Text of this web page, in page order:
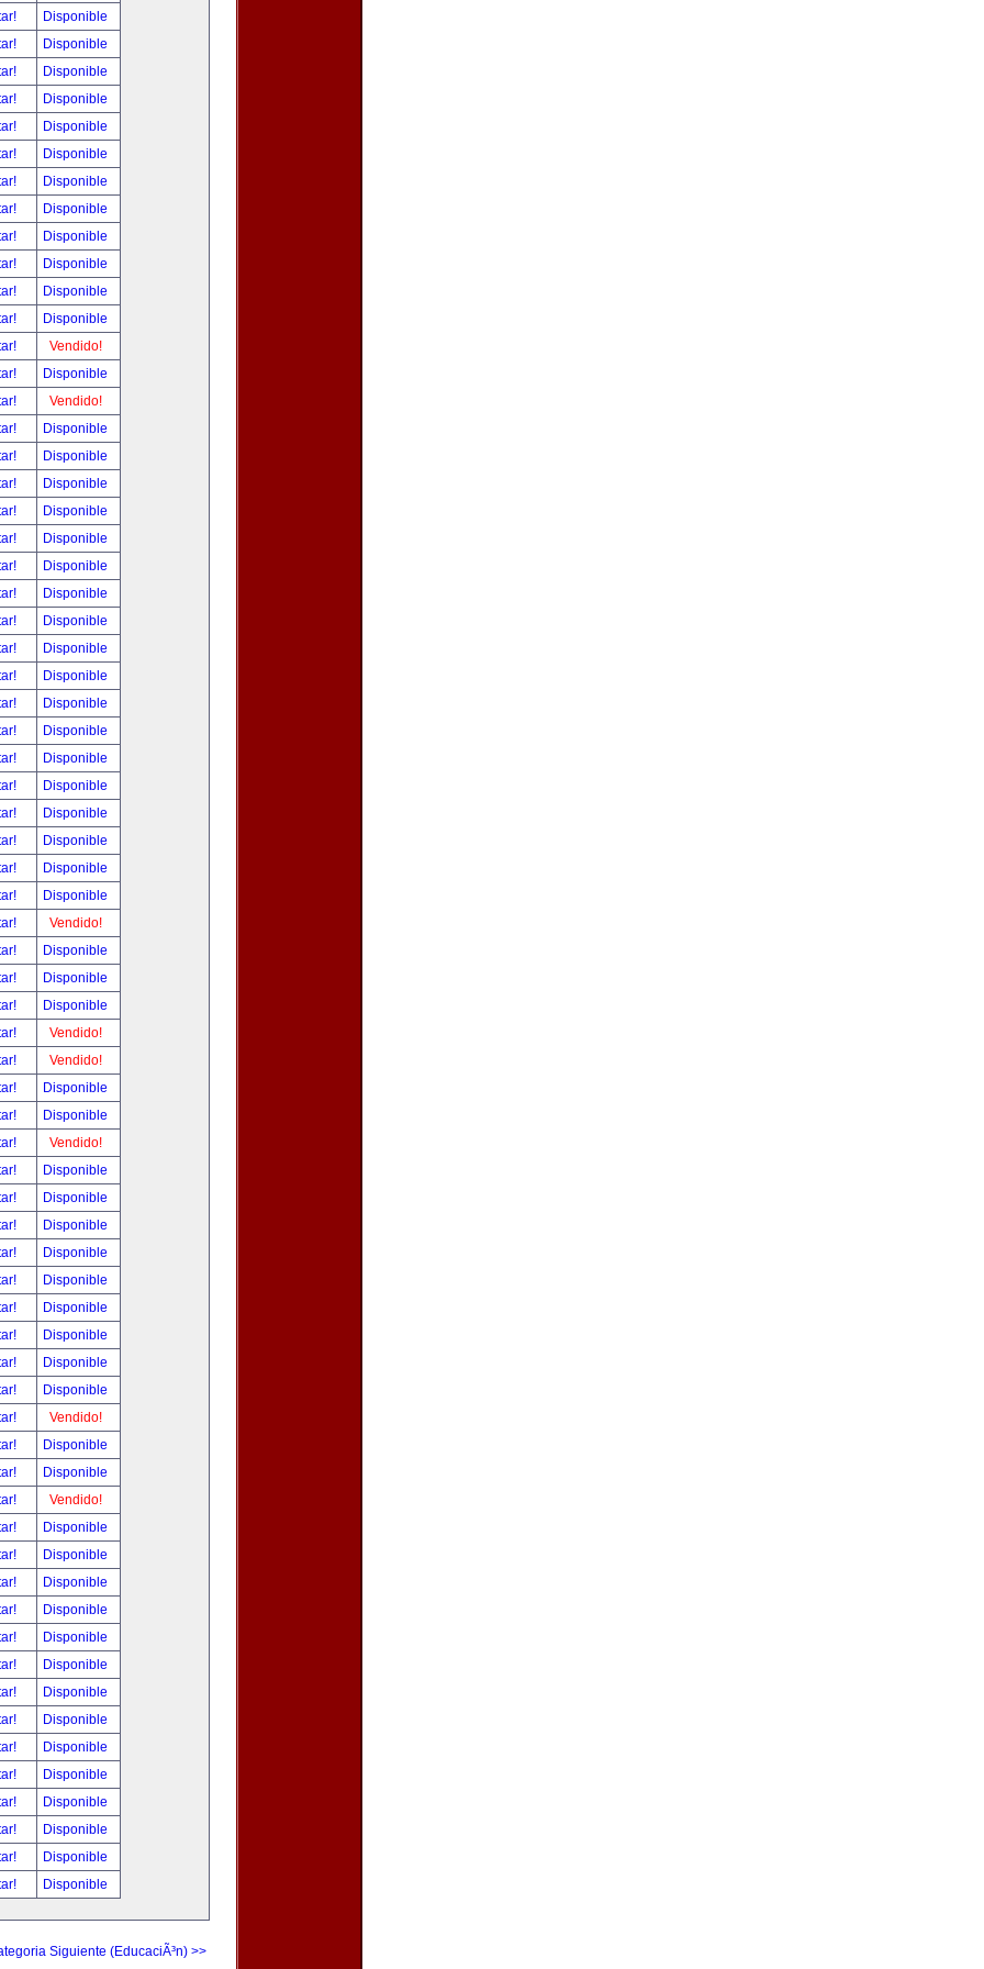
Disponible
Disponible
Disponible
Disponible
Disponible
Disponible
Disponible
Disponible
Disponible
Disponible
Disponible
Disponible
Vendido!
Disponible
Vendido!
Disponible
Disponible
Disponible
Disponible
Disponible
Disponible
Disponible
Disponible
Disponible
Disponible
Disponible
Disponible
Disponible
Disponible
Disponible
Disponible
Disponible
Disponible
Vendido!
Disponible
Disponible
Disponible
Vendido!
Vendido!
Disponible
Disponible
Vendido!
Disponible
Disponible
Disponible
Disponible
Disponible
Disponible
Disponible
Disponible
Disponible
Vendido!
Disponible
Disponible
Vendido!
Disponible
Disponible
Disponible
Disponible
Disponible
Disponible
Disponible
Disponible
Disponible
Disponible
Disponible
Disponible
Disponible
Disponible
Siguiente (EducaciÃ³n) >>